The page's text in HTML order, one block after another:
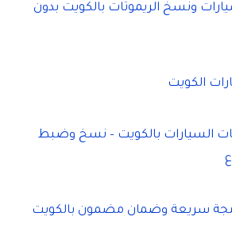
ونسخ الريموتات بالكويت بدون
الكويت
السيارات بالكويت – نسخ وضبط
سريعة وضمان مضمون بالكويت